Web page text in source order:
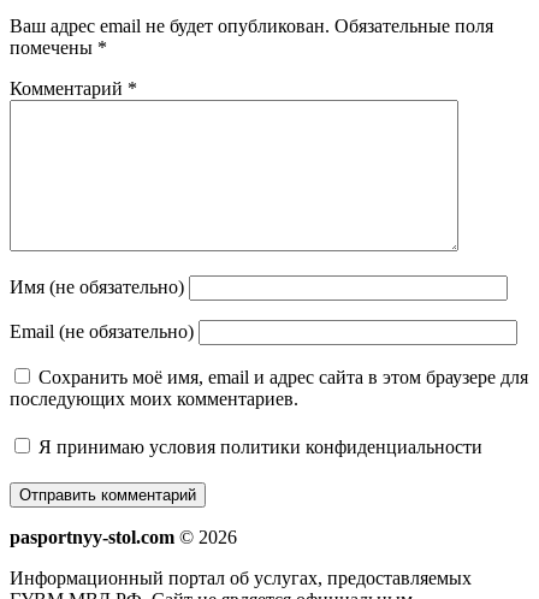
Ваш адрес email не будет опубликован. Обязательные поля
помечены *
Комментарий *
Имя (не обязательно)
Email (не обязательно)
Сохранить моё имя, email и адрес сайта в этом браузере для
последующих моих комментариев.
Я принимаю условия политики конфиденциальности
pasportnyy-stol.com © 2026
Информационный портал об услугах, предоставляемых